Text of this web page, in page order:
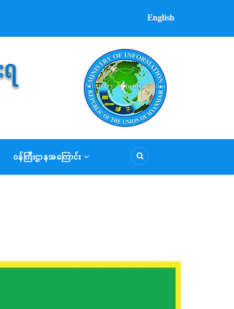
English
ဝန်ကြီးဌာနအကြောင်း